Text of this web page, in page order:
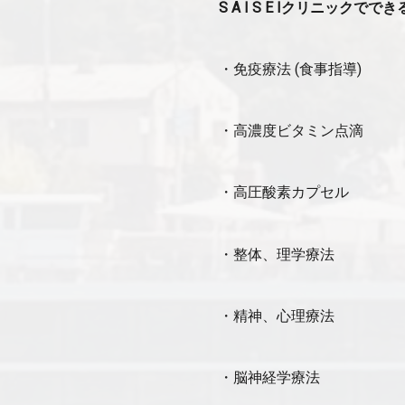
S A I S E Iクリニックででき
・免疫療法 (食事指導)
・高濃度ビタミン点滴
・高圧酸素カプセル
・整体、理学療法
・精神、心理療法
・脳神経学療法